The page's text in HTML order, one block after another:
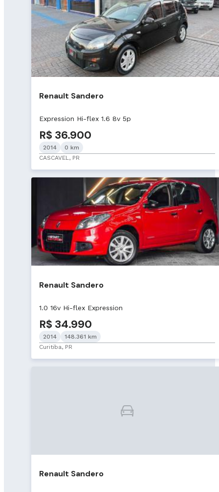
Renault Sandero
Expression Hi-flex 1.6 8v 5p
R$ 36.900
2014
0 km
CASCAVEL, PR
Renault Sandero
1.0 16v Hi-flex Expression
R$ 34.990
2014
148.361 km
Curitiba, PR
Renault Sandero